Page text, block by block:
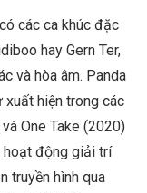
các ca khúc đặc
hay Gern Ter,
và hòa âm. Panda
hiện trong các
One Take (2020)
hoạt động giải trí
truyền hình qua